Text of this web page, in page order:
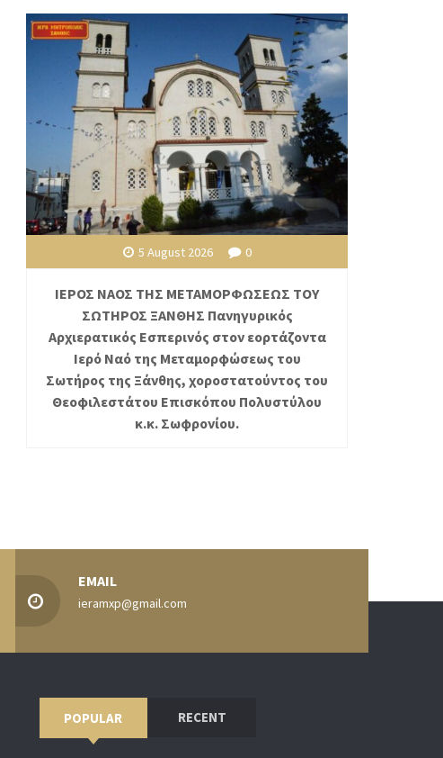
5 August 2026 0
ΙΕΡΟΣ ΝΑΟΣ ΤΗΣ ΜΕΤΑΜΟΡΦΩΣΕΩΣ ΤΟΥ
ΣΩΤΗΡΟΣ ΞΑΝΘΗΣ Πανηγυρικός
Αρχιερατικός Εσπερινός στον εορτάζοντα
Ιερό Ναό της Μεταμορφώσεως του
Σωτήρος της Ξάνθης, χοροστατούντος του
Θεοφιλεστάτου Επισκόπου Πολυστύλου
κ.κ. Σωφρονίου.
EMAIL
ieramxp@gmail.com
POPULAR RECENT